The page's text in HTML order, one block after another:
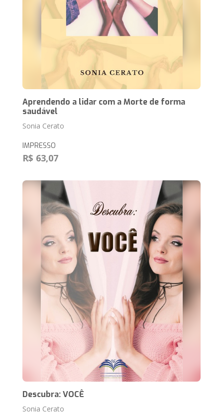
Aprendendo a lidar com a Morte de forma
saudável
Sonia Cerato
IMPRESSO
R$ 63,07
Descubra: VOCÊ
Sonia Cerato